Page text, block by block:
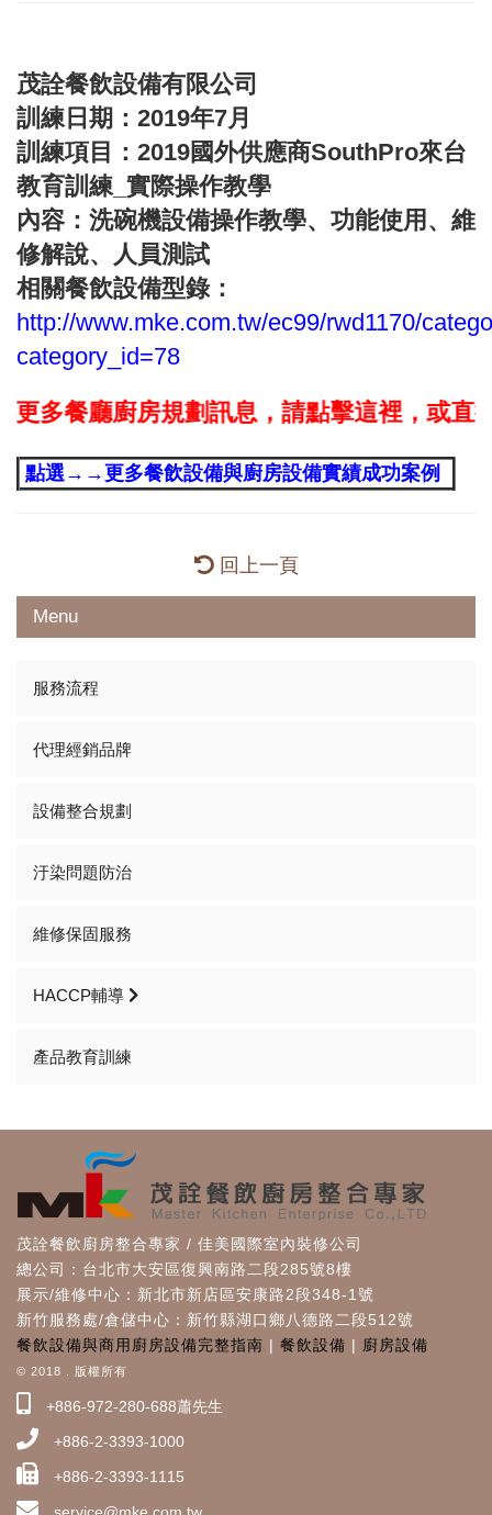
茂詮餐飲設備有限公司
訓練日期：2019年7月
訓練項目：2019國外供應商SouthPro來台
教育訓練_實際操作教學
內容：洗碗機設備操作教學、功能使用、維
修解說、人員測試
相關餐飲設備型錄：
http://www.mke.com.tw/ec99/rwd1170/
category_id=78
多餐廳廚房規劃訊息，請點擊這裡，或直接
點選→→更多餐飲設備與廚房設備實績成功案例
回上一頁
Menu
服務流程
代理經銷品牌
設備整合規劃
汙染問題防治
維修保固服務
HACCP輔導
產品教育訓練
茂詮餐飲廚房整合專家 / 佳美國際室內裝修公司
總公司：台北市大安區復興南路二段285號8樓
展示/維修中心：新北市新店區安康路2段348-1號
新竹服務處/倉儲中心：新竹縣湖口鄉八德路二段512號
餐飲設備與商用廚房設備完整指南 | 餐飲設備 | 廚房設備
© 2018 . 版權所有
+886-972-280-688蕭先生
+886-2-3393-1000
+886-2-3393-1115